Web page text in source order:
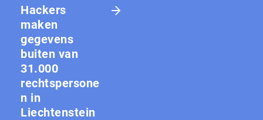
Hackers
maken
gegevens
buiten van
31.000
rechtspersone
n in
Liechtenstein